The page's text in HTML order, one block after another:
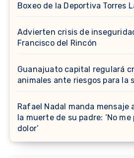
Boxeo de la Deportiva Torres
Advierten crisis de
Francisco del Rincón
Guanajuato capital regulará
animales ante riesgos para la
Rafael Nadal manda mensaje
la muerte de su padre: ‘No
dolor’